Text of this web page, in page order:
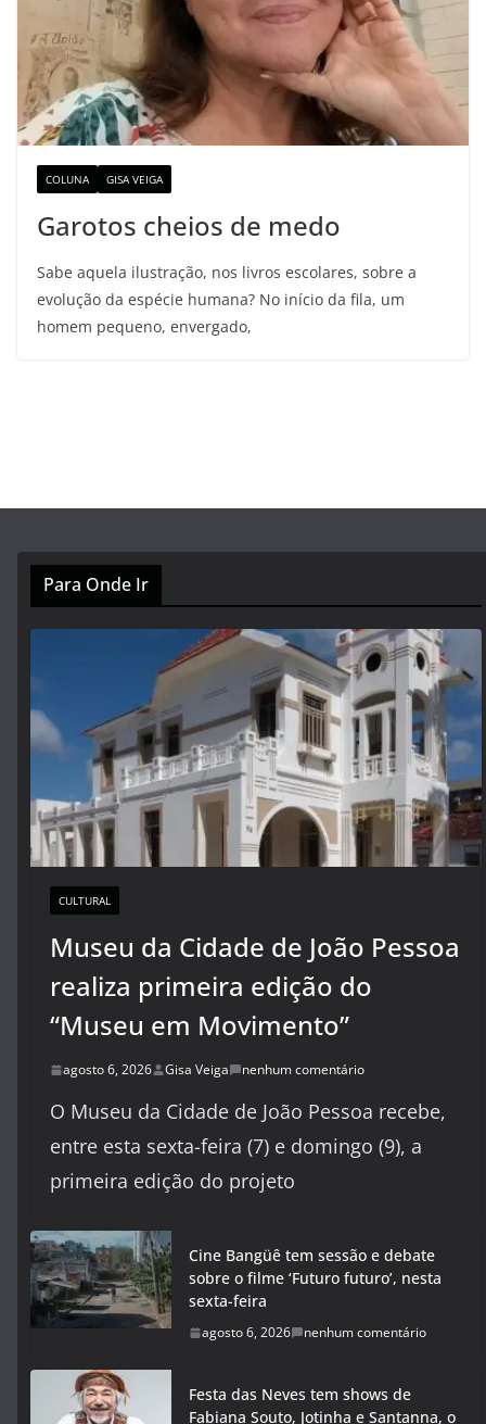
COLUNA GISA VEIGA
Garotos cheios de medo
Sabe aquela ilustração, nos livros escolares, sobre a
evolução da espécie humana? No início da fila, um
homem pequeno, envergado,
Para Onde Ir
CULTURAL
Museu da Cidade de João Pessoa
realiza primeira edição do
“Museu em Movimento”
agosto 6, 2026 Gisa Veiga nenhum comentário
O Museu da Cidade de João Pessoa recebe,
entre esta sexta-feira (7) e domingo (9), a
primeira edição do projeto
Cine Bangüê tem sessão e debate
sobre o filme ‘Futuro futuro’, nesta
sexta-feira
agosto 6, 2026 nenhum comentário
Festa das Neves tem shows de
Fabiana Souto, Jotinha e Santanna, o